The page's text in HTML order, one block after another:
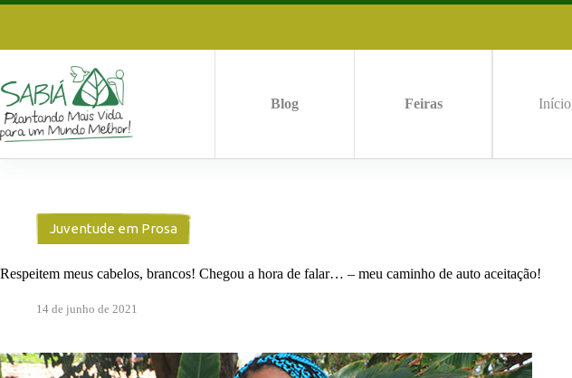
Pular
Blog Feiras Início
Juventude em Prosa
Respeitem meus cabelos, brancos! Chegou a hora de falar… – meu caminho de auto aceitação!
14 de junho de 2021